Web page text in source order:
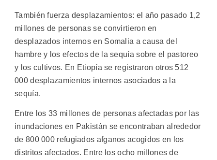
También fuerza desplazamientos: el año pasado 1,2
millones de personas se convirtieron en
desplazados internos en Somalia a causa del
hambre y los efectos de la sequía sobre el pastoreo
y los cultivos. En Etiopía se registraron otros 512
000 desplazamientos internos asociados a la
sequía.
Entre los 33 millones de personas afectadas por las
inundaciones en Pakistán se encontraban alrededor
de 800 000 refugiados afganos acogidos en los
distritos afectados. Entre los ocho millones de